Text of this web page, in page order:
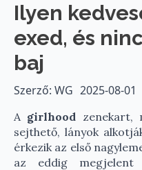
Ilyen
exed, és
baj
Szerző: WG 2025-08-01
A girlhood zenekart,
sejthető, lányok
érkezik az első
az eddig megjelent